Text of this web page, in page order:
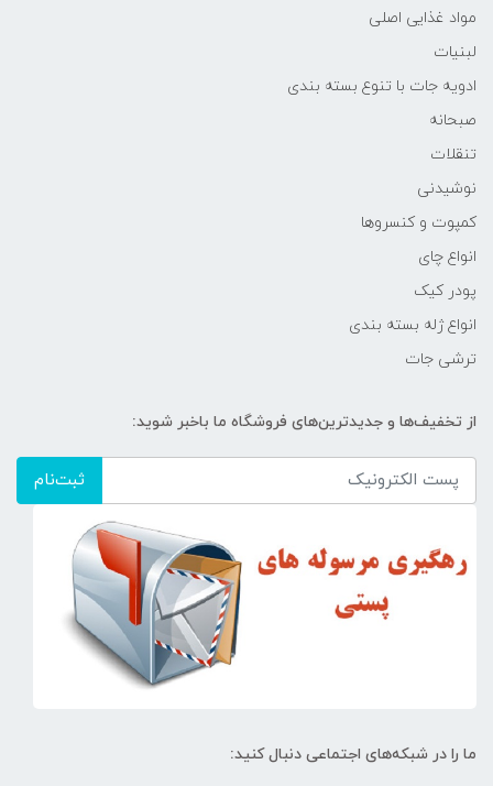
مواد غذایی اصلی
لبنیات
ادویه جات با تنوع بسته بندی
صبحانه
تنقلات
نوشیدنی
کمپوت و کنسروها
انواع چای
پودر کیک
انواع ژله بسته بندی
ترشی جات
از تخفیف‌ها و جدیدترین‌های فروشگاه ما باخبر شوید:
ثبت‌نام
ما را در شبکه‌های اجتماعی دنبال کنید: